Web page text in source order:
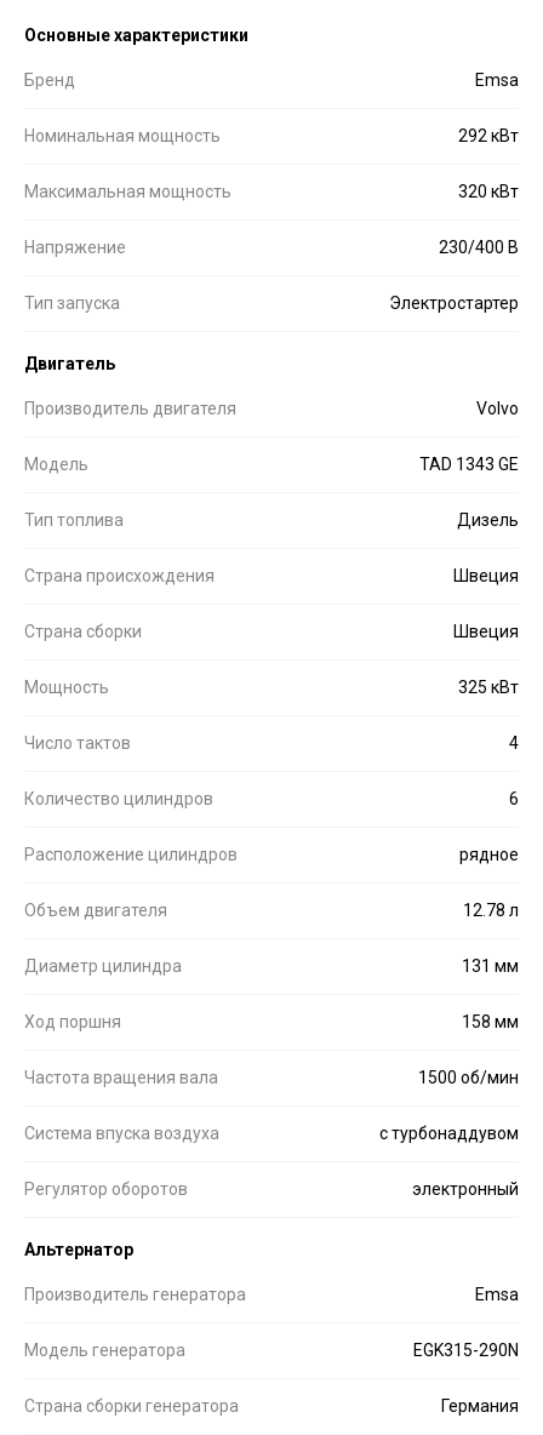
Основные характеристики
Бренд Emsa
Номинальная мощность 292 кВт
Максимальная мощность 320 кВт
Напряжение 230/400 В
Тип запуска Электростартер
Двигатель
Производитель двигателя Volvo
Модель TAD 1343 GE
Тип топлива Дизель
Страна происхождения Швеция
Страна сборки Швеция
Мощность 325 кВт
Число тактов 4
Количество цилиндров 6
Расположение цилиндров рядное
Объем двигателя 12.78 л
Диаметр цилиндра 131 мм
Ход поршня 158 мм
Частота вращения вала 1500 об/мин
Система впуска воздуха с турбонаддувом
Регулятор оборотов электронный
Альтернатор
Производитель генератора Emsa
Модель генератора EGK315-290N
Страна сборки генератора Германия